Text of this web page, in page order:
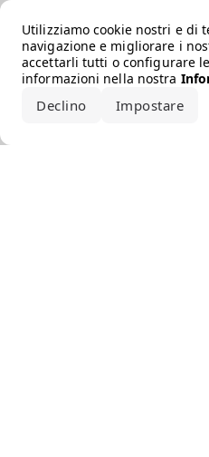
Utilizziamo cookie nostri e di
navigazione e migliorare i
accettarli tutti o configurare
informazioni nella nostra
Declino Impostare
Error